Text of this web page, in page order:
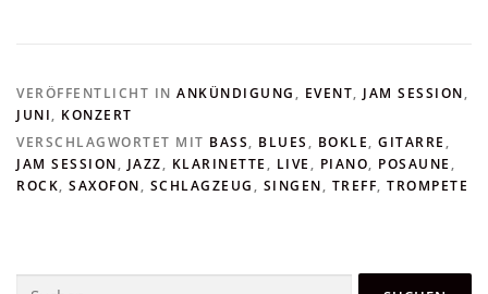
VERÖFFENTLICHT IN ANKÜNDIGUNG , EVENT, JAM SESSION,
JUNI, KONZERT
VERSCHLAGWORTET MIT BASS, BLUES , BOKLE, GITARRE ,
JAM SESSION, JAZZ, KLARINETTE , LIVE , PIANO, POSAUNE ,
ROCK, SAXOFON, SCHLAGZEUG , SINGEN, TREFF, TROMPETE